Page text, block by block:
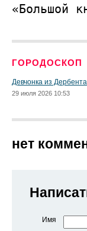
«Большой
ГОРОДОСКОП
Девчонка из Дербента
29 июля 2026 10:53
нет
Имя